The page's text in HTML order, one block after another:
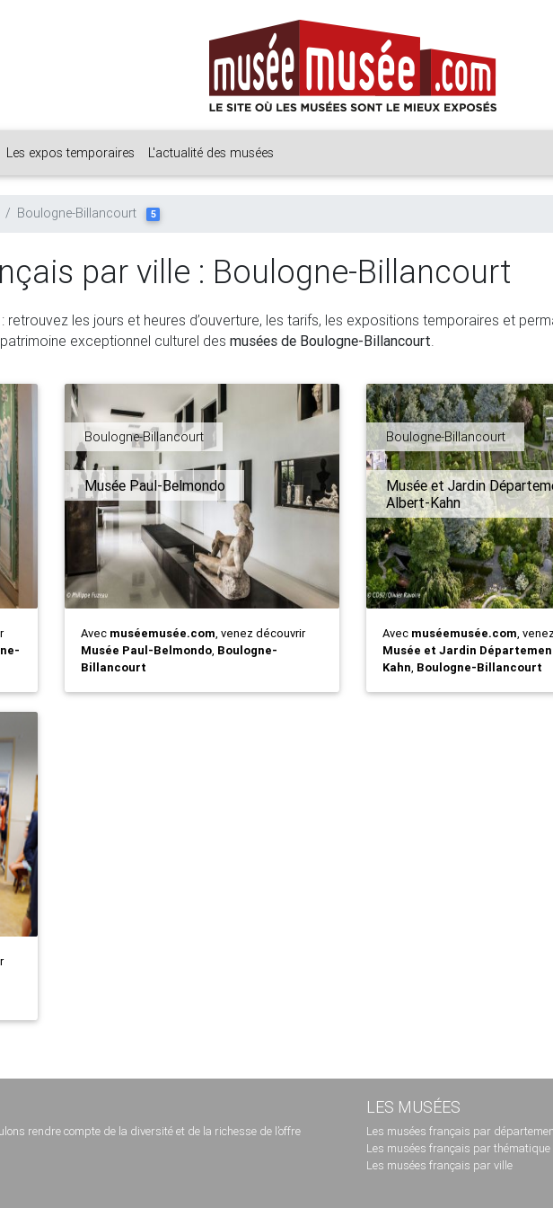
Les expos temporaires L'actualité des musées
Boulogne-Billancourt 5
par ville : Boulogne-Billancourt
: retrouvez les jours et heures d’ouverture, les tarifs, les expositions temporaires et
exceptionnel culturel des musées de Boulogne-Billancourt.
Boulogne-Billancourt
Musée Paul-Belmondo
Avec muséemusée.com, venez découvrir
Musée Paul-Belmondo, Boulogne-
Billancourt
Boulogne-Billancourt
Musée et Jardin
Albert-Kahn
Avec muséemusée.com,
Musée et Jardin
Kahn, Boulogne-Billancourt
rendre compte de la diversité et de la richesse de l’offre
LES MUSÉES
Les musées français par
Les musées français par thématique
Les musées français par ville